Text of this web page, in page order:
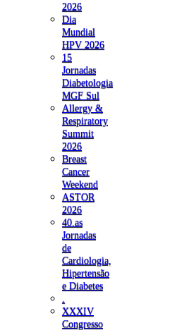
2026
Dia
Mundial
HPV 2026
15
Jornadas
Diabetologia
MGF Sul
Allergy &
Respiratory
Summit
2026
Breast
Cancer
Weekend
ASTOR
2026
40.as
Jornadas
de
Cardiologia,
Hipertensão
e Diabetes
XXXIV
Congresso